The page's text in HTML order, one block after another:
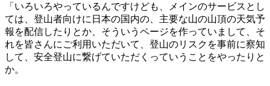
「いろいろやっているんですけども、メインのサービスとし
ては、登山者向けに日本の国内の、主要な山の山頂の天気予
報を配信したりとか、そういうページを作っていまして、そ
れを皆さんにご利用いただいて、登山のリスクを事前に察知
して、安全登山に繋げていただくっていうことをやったりと
か。